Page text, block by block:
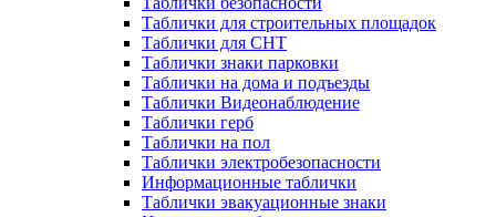
Таблички для строительных площадок
Таблички для СНТ
Таблички знаки парковки
Таблички на дома и подъезды
Таблички Видеонаблюдение
Таблички герб
Таблички на пол
Таблички электробезопасности
Информационные таблички
Таблички эвакуационные знаки